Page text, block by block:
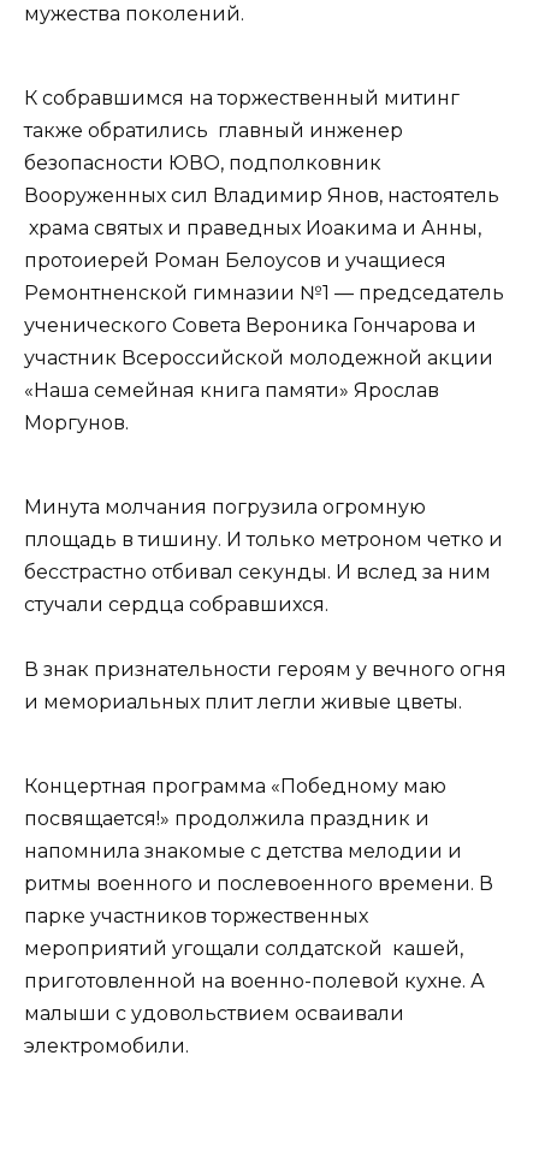
мужества поколений.
К собравшимся на торжественный митинг
также обратились главный инженер
безопасности ЮВО, подполковник
Вооруженных сил Владимир Янов, настоятель
храма святых и праведных Иоакима и Анны,
протоиерей Роман Белоусов и учащиеся
Ремонтненской гимназии №1 — председатель
ученического Совета Вероника Гончарова и
участник Всероссийской молодежной акции
«Наша семейная книга памяти» Ярослав
Моргунов.
Минута молчания погрузила огромную
площадь в тишину. И только метроном четко и
бесстрастно отбивал секунды. И вслед за ним
стучали сердца собравшихся.
В знак признательности героям у вечного огня
и мемориальных плит легли живые цветы.
Концертная программа «Победному маю
посвящается!» продолжила праздник и
напомнила знакомые с детства мелодии и
ритмы военного и послевоенного времени. В
парке участников торжественных
мероприятий угощали солдатской кашей,
приготовленной на военно-полевой кухне. А
малыши с удовольствием осваивали
электромобили.